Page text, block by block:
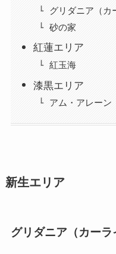
グリダニア（カ
砂の家
紅蓮エリア
紅玉海
漆黒エリア
アム・アレーン
新生エリア
グリダニア（カーラ